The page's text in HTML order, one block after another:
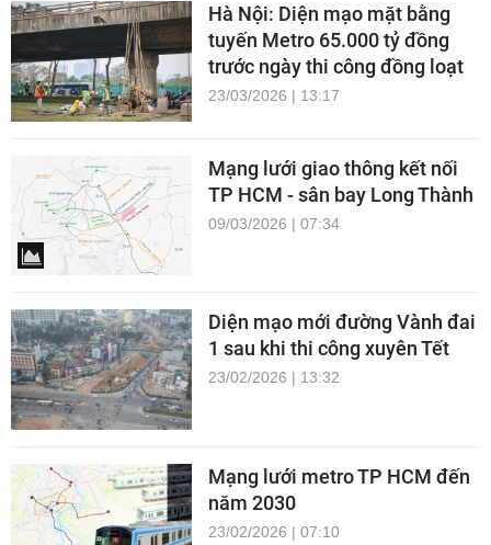
Hà Nội: Diện mạo mặt bằng
tuyến Metro 65.000 tỷ đồng
trước ngày thi công đồng loạt
23/03/2026 | 13:17
Mạng lưới giao thông kết nối
TP HCM - sân bay Long Thành
09/03/2026 | 07:34
Diện mạo mới đường Vành đai
1 sau khi thi công xuyên Tết
23/02/2026 | 13:32
Mạng lưới metro TP HCM đến
năm 2030
23/02/2026 | 07:10